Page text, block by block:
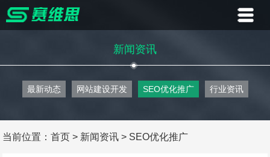
新闻资讯
最新动态 网站建设开发 SEO优化推广 行业资讯
当前位置：首页 > 新闻资讯 > SEO优化推广